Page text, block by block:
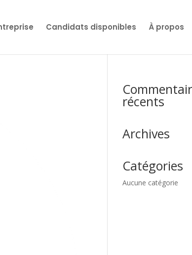
Candidats disponibles À propos
récents
Archives
Catégories
Aucune catégorie